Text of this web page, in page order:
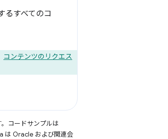
るすべてのコ
コンテンツのリクエス
コードサンプルは
は Oracle および関連会